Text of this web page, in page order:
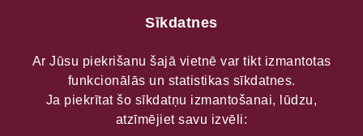
Krāslavas novads gardēžiem
Sīkdatnes
Ar Jūsu piekrišanu šajā vietnē var tikt izmantotas
funkcionālās un statistikas sīkdatnes.
Ja piekrītat šo sīkdatņu izmantošanai, lūdzu,
atzīmējiet savu izvēli: